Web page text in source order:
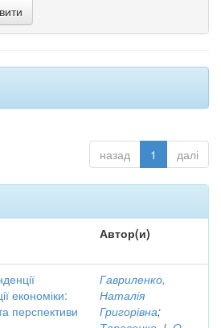
назад 1 далі
Автор(и)
економіки:
перспективи
Гавриленко,
Наталія
Григорівна;